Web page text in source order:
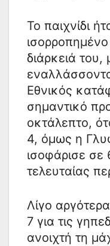
Το παιχνίδι
διάρκειά του,
Εθνικός
σημαντικό
οκτάλεπτο,
4, όμως η
ισοφάρισε σε
τελευταίας
Λίγο
7 για τις
ανοιχτή τη